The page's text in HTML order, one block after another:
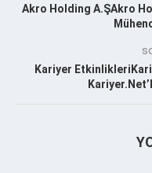
Akro Holding A.ŞAkro
Kariyer